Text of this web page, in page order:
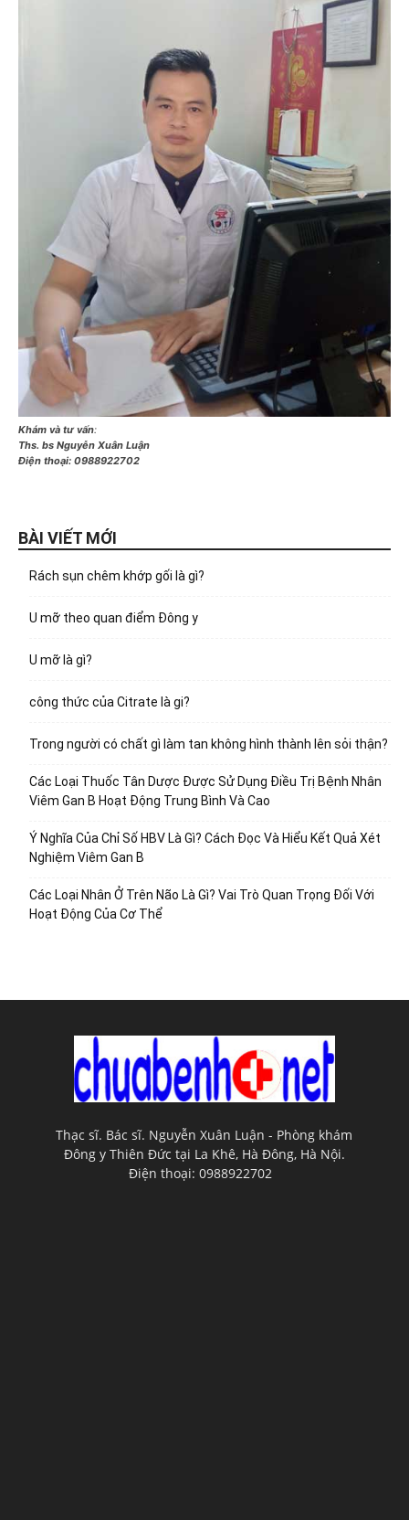
Khám và tư vấn:
Ths. bs Nguyễn Xuân Luận
Điện thoại: 0988922702
BÀI VIẾT MỚI
Rách sụn chêm khớp gối là gì?
U mỡ theo quan điểm Đông y
U mỡ là gì?
công thức của Citrate là gi?
Trong người có chất gì làm tan không hình thành lên sỏi thận?
Các Loại Thuốc Tân Dược Được Sử Dụng Điều Trị Bệnh Nhân
Viêm Gan B Hoạt Động Trung Bình Và Cao
Ý Nghĩa Của Chỉ Số HBV Là Gì? Cách Đọc Và Hiểu Kết Quả Xét
Nghiệm Viêm Gan B
Các Loại Nhân Ở Trên Não Là Gì? Vai Trò Quan Trọng Đối Với
Hoạt Động Của Cơ Thể
Thạc sĩ. Bác sĩ. Nguyễn Xuân Luận - Phòng khám
Đông y Thiên Đức tại La Khê, Hà Đông, Hà Nội.
Điện thoại: 0988922702